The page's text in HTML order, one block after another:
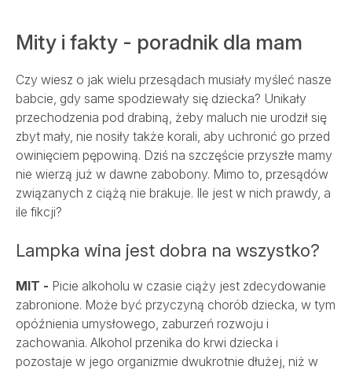
Szpital
Porody
Kontakt
Mity i fakty - poradnik dla mam
Czy wiesz o jak wielu przesądach musiały myśleć nasze
babcie, gdy same spodziewały się dziecka? Unikały
przechodzenia pod drabiną, żeby maluch nie urodził się
zbyt mały, nie nosiły także korali, aby uchronić go przed
owinięciem pępowiną. Dziś na szczęście przyszłe mamy
nie wierzą już w dawne zabobony. Mimo to, przesądów
związanych z ciążą nie brakuje. Ile jest w nich prawdy, a
ile fikcji?
Lampka wina jest dobra na wszystko?
MIT - Picie alkoholu w czasie ciąży jest zdecydowanie
zabronione. Może być przyczyną chorób dziecka, w tym
opóźnienia umysłowego, zaburzeń rozwoju i
zachowania. Alkohol przenika do krwi dziecka i
pozostaje w jego organizmie dwukrotnie dłużej, niż w